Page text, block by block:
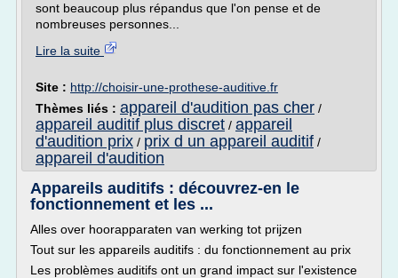
sont beaucoup plus répandus que l'on pense et de
nombreuses personnes...
Lire la suite
Site : http://choisir-une-prothese-auditive.fr
Thèmes liés : appareil d'audition pas cher /
appareil auditif plus discret / appareil
d'audition prix / prix d un appareil auditif /
appareil d'audition
Appareils auditifs : découvrez-en le
fonctionnement et les ...
Alles over hoorapparaten van werking tot prijzen
Tout sur les appareils auditifs : du fonctionnement au prix
Les problèmes auditifs ont un grand impact sur l'existence